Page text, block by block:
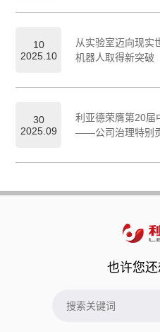
10
2025.10
从实验室迈向现实
机器人取得新突破
30
2025.09
利亚德荣膺第20届
——公司治理特别
也许您还